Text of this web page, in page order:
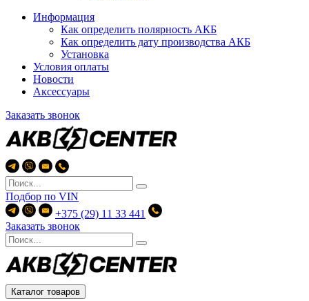
Информация
Как определить полярность АКБ
Как определить дату производства АКБ
Установка
Условия оплаты
Новости
Аксессуары
Заказать звонок
Подбор по VIN
+375 (29) 11 33 441
Заказать звонок
Каталог товаров